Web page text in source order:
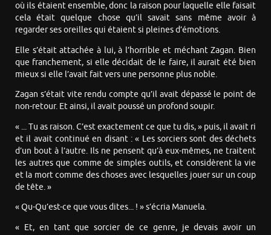
où ils étaient ensemble, donc la raison pour laquelle elle faisait
cela était quelque chose qu’il savait sans même avoir à
regarder ses oreilles qui étaient si pleines d’émotions.
Elle s’était attachée à lui, à l’horrible et méchant Zagan. Bien
que franchement, si elle décidait de le faire, il aurait été bien
mieux si elle l’avait fait vers une personne plus noble.
Zagan s’était vite rendu compte qu’il avait dépassé le point de
non-retour. Et ainsi, il avait poussé un profond soupir.
« ... Tu as raison. C’est exactement ce que tu dis, » puis, il avait ri
et il avait continué en disant : « Les sorciers sont des déchets
d’un bout à l’autre. Ils ne pensent qu’à eux-mêmes, ne traitent
les autres que comme de simples outils, et considèrent la vie
et la mort comme des choses avec lesquelles jouer sur un coup
de tête. »
« Qu-Qu’est-ce que vous dites... ! » s’écria Manuela.
« Et, en tant que sorcier de ce genre, je devais avoir un